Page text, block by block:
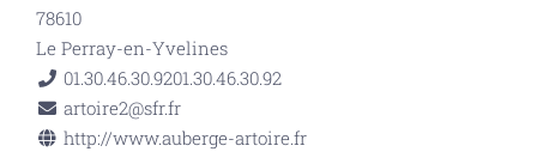
78610
Le Perray-en-Yvelines
01.30.46.30.9201.30.46.30.92
artoire2@sfr.fr
http://www.auberge-artoire.fr